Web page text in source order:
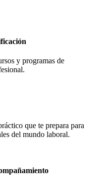
y programas de
que te prepara para
del mundo laboral.